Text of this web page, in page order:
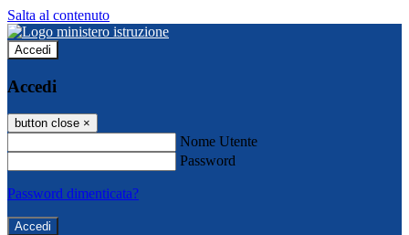
Salta al contenuto
Accedi
Accedi
button close ×
Nome Utente
Password
Password dimenticata?